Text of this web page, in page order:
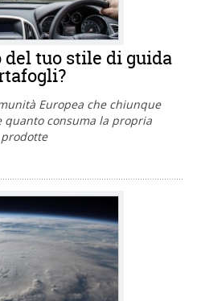
tuo stile di guida
Europea che chiunque
consuma la propria